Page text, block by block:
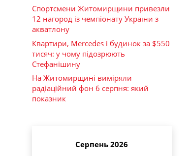
Спортсмени Житомирщини привезли
12 нагород із чемпіонату України з
акватлону
Квартири, Mercedes і будинок за $550
тисяч: у чому підозрюють
Стефанішину
На Житомирщині виміряли
радіаційний фон 6 серпня: який
показник
Серпень 2026